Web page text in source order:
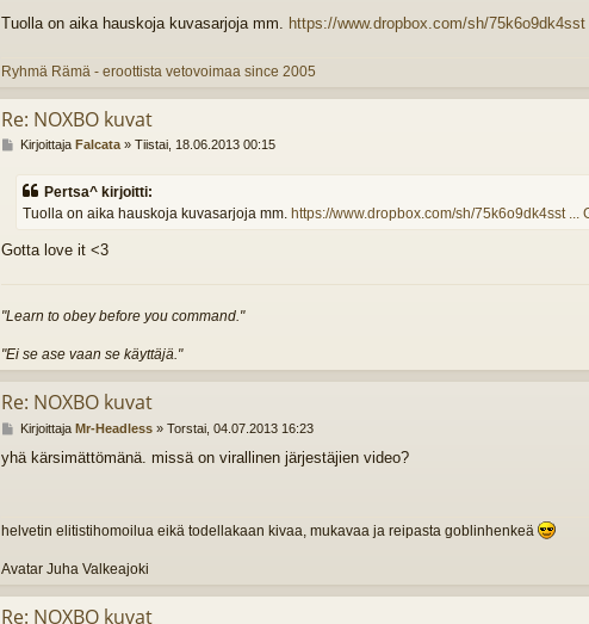
Tuolla on aika hauskoja kuvasarjoja mm. https://www.dropbox.com/sh/
Ryhmä Rämä - eroottista vetovoimaa since 2005
Re: NOXBO kuvat
V
e
Kirjoittaja Falcata» Tiistai, 18.06.2013 00:15
Pertsa^ kirjoitti:
Tuolla on aika hauskoja kuvasarjoja mm. https://www.dropbox.com/sh/75k6o9dk4sst ...
Gotta love it <3
"Learn to obey before you command."
"Ei se ase vaan se käyttäjä."
Re: NOXBO kuvat
V
e
Kirjoittaja Mr-Headless» Torstai, 04.07.2013 16:23
yhä kärsimättömänä. missä on virallinen järjestäjien video?
helvetin elitistihomoilua eikä todellakaan kivaa, mukavaa ja reipasta goblinhenkeä
Avatar Juha Valkeajoki
Re: NOXBO kuvat